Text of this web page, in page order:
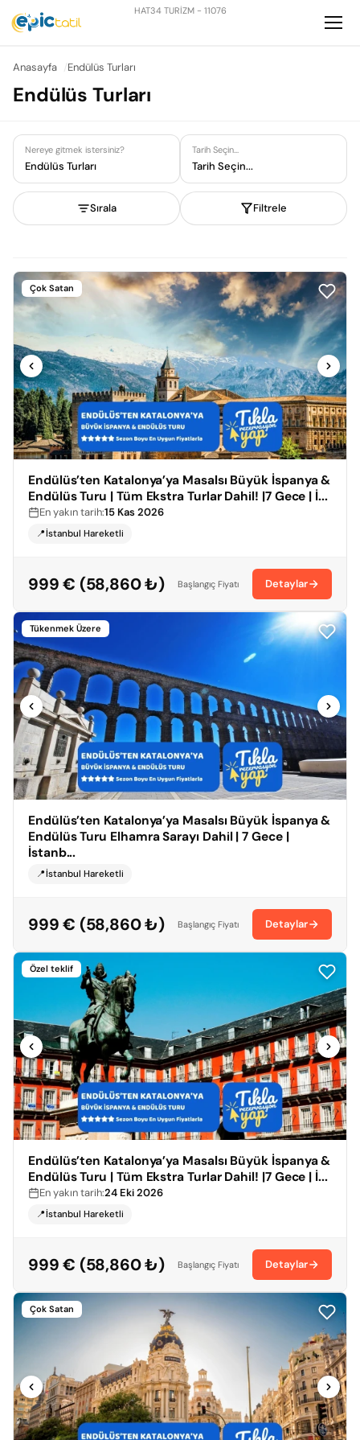
HAT34 TURİZM - 11076
Anasayfa Endülüs Turları
Endülüs Turları
Nereye gitmek istersiniz?
Endülüs Turları
Tarih Seçin...
Tarih Seçin...
Sırala Filtrele
Çok Satan
Endülüs’ten Katalonya’ya Masalsı Büyük İspanya &
Endülüs Turu | Tüm Ekstra Turlar Dahil! |7 Gece | İ...
En yakın tarih:15 Kas 2026
📍İstanbul Hareketli
999 € (58,860 ₺) Başlangıç Fiyatı Detaylar
Tükenmek Üzere
Endülüs’ten Katalonya’ya Masalsı Büyük İspanya &
Endülüs Turu Elhamra Sarayı Dahil | 7 Gece |
İstanb...
📍İstanbul Hareketli
999 € (58,860 ₺) Başlangıç Fiyatı Detaylar
Özel teklif
Endülüs’ten Katalonya’ya Masalsı Büyük İspanya &
Endülüs Turu | Tüm Ekstra Turlar Dahil! |7 Gece | İ...
En yakın tarih:24 Eki 2026
📍İstanbul Hareketli
999 € (58,860 ₺) Başlangıç Fiyatı Detaylar
Çok Satan